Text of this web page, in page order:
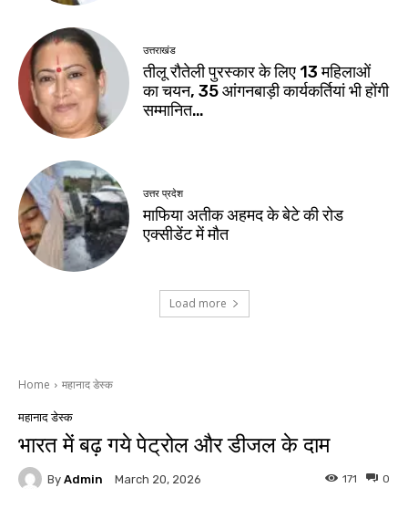
उत्तराखंड
तीलू रौतेली पुरस्कार के लिए 13 महिलाओं
का चयन, 35 आंगनबाड़ी कार्यकर्तियां भी होंगी
सम्मानित…
उत्तर प्रदेश
माफिया अतीक अहमद के बेटे की रोड
एक्सीडेंट में मौत
Load more